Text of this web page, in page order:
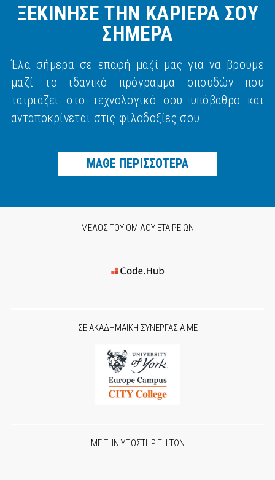
ΞΕΚΙΝΗΣΕ ΤΗΝ ΚΑΡΙΕΡΑ ΣΟΥ
ΣΗΜΕΡΑ
Έλα σήμερα σε επαφή μαζί μας για να βρούμε
μαζί το ιδανικό πρόγραμμα σπουδών που
ταιριάζει στο τεχνολογικό σου υπόβαθρο και
ανταποκρίνεται στις φιλοδοξίες σου.
ΜΑΘΕ ΠΕΡΙΣΣΟΤΕΡΑ
ΜΕΛΟΣ ΤΟΥ ΟΜΙΛΟΥ ΕΤΑΙΡΕΙΩΝ
ΣΕ ΑΚΑΔΗΜΑΪΚΗ ΣΥΝΕΡΓΑΣΙΑ ΜΕ
ΜΕ ΤΗΝ ΥΠΟΣΤΗΡΙΞΗ ΤΩΝ